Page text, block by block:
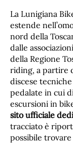
La Lunigiana
estende
nord della
dalle
della Regione
riding, a partire
discese
pedalate in cui
escursioni in
sito ufficiale
tracciato è
possibile